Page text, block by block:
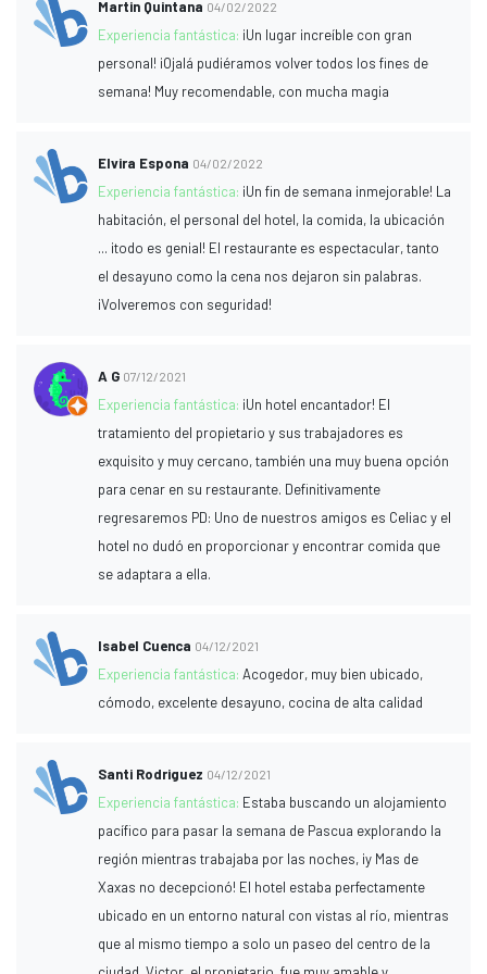
Martin Quintana 04/02/2022
Experiencia fantástica: ¡Un lugar increíble con gran
personal! ¡Ojalá pudiéramos volver todos los fines de
semana! Muy recomendable, con mucha magia
Elvira Espona 04/02/2022
Experiencia fantástica: ¡Un fin de semana inmejorable! La
habitación, el personal del hotel, la comida, la ubicación
... ¡todo es genial! El restaurante es espectacular, tanto
el desayuno como la cena nos dejaron sin palabras.
¡Volveremos con seguridad!
A G 07/12/2021
Experiencia fantástica: ¡Un hotel encantador! El
tratamiento del propietario y sus trabajadores es
exquisito y muy cercano, también una muy buena opción
para cenar en su restaurante. Definitivamente
regresaremos PD: Uno de nuestros amigos es Celiac y el
hotel no dudó en proporcionar y encontrar comida que
se adaptara a ella.
Isabel Cuenca 04/12/2021
Experiencia fantástica:Acogedor, muy bien ubicado,
cómodo, excelente desayuno, cocina de alta calidad
Santi Rodriguez 04/12/2021
Experiencia fantástica: Estaba buscando un alojamiento
pacífico para pasar la semana de Pascua explorando la
región mientras trabajaba por las noches, ¡y Mas de
Xaxas no decepcionó! El hotel estaba perfectamente
ubicado en un entorno natural con vistas al río, mientras
que al mismo tiempo a solo un paseo del centro de la